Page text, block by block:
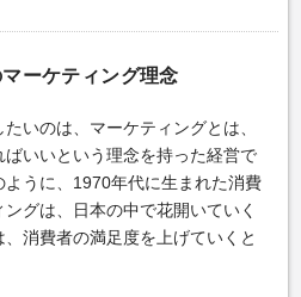
マーケティング理念
いのは、マーケティングとは、
いいという理念を持った経営で
うに、1970年代に生まれた消費
グは、日本の中で花開いていく
消費者の満足度を上げていくと